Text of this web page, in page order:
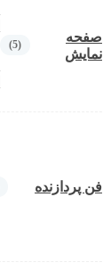
صفحه
نمایش
(5)
فن پردازنده